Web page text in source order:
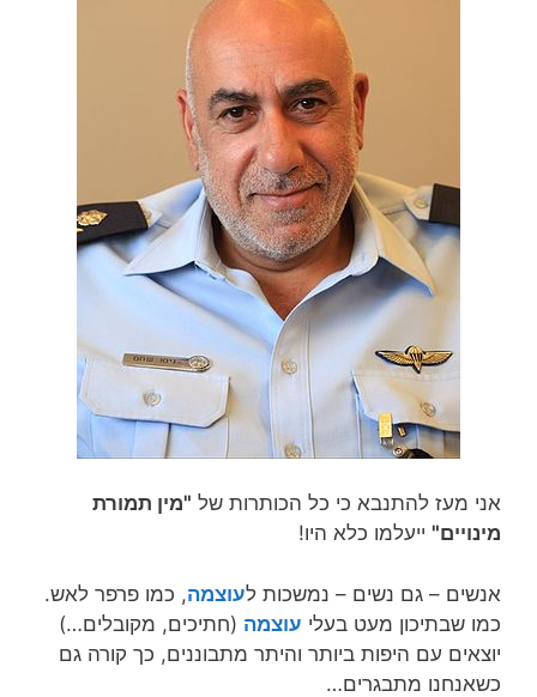
אני מעז להתנבא כי כל הכותרות של "מין תמורת
מינויים" ייעלמו כלא היו!
אנשים – גם נשים – נמשכות לעוצמה, כמו פרפר לאש.
כמו שבתיכון מעט בעלי עוצמה (חתיכים, מקובלים…)
יוצאים עם היפות ביותר והיתר מתבוננים, כך קורה גם
כשאנחנו מתבגרים…